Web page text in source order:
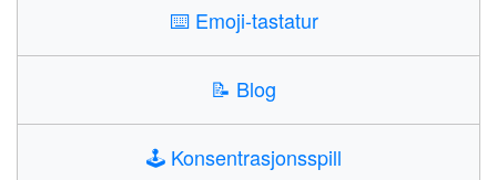
⌨️ Emoji-tastatur
📝 Blog
🕹️ Konsentrasjonsspill